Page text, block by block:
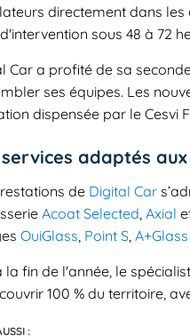
directement dans les
sous 48 à 72
Car a profité de sa
ses équipes. Les
dispensée par le Cesvi
services adaptés
de Digital Car
Acoat Selected, Axial
OuiGlass, Point S, A+Glass
la fin de l'année, le
100 % du territoire,